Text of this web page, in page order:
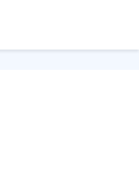
Kobo’s Reading
LEGO x KLCC!